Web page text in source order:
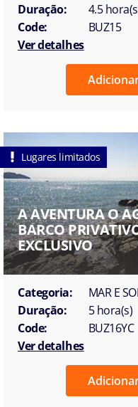
Duração:
4.5
Code:
BUZ15
Ver detalhes
Lugares limitados
A AVENTURA O
BARCO
EXCLUSIVO
Categoria:
MAR E
Duração:
5 hora(s)
Code:
BUZ16YC
Ver detalhes